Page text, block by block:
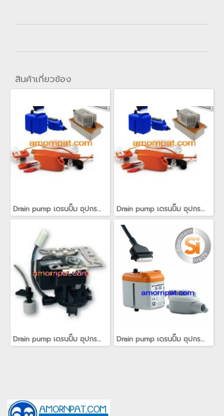
สินค้าเกี่ยวข้อง
Drain pump เดรนปั๊ม อุปกรณ์ช่วยระบายน้ำทิ้งจากเครื่องปรับอากาศ อะไหล่ สำหรับ เครื่องปรับอากาศ เทรน Trane Drain pump เดรนปั๊ม อุปกรณ์ช่วยระบายน้ำทิ้งจากเครื่องปรับอากาศ อะไหล่ สำหรับ เครื่องปรับอากาศ เทรน Trane
Drain pump เดรนปั๊ม อุปกรณ์ช่วยระบายน้ำทิ้งจากเครื่องปรับอากาศ อะไหล่ สำหรับ เครื่องปรับอากาศ เทรน Trane Drain pump เดรนปั๊ม อุปกรณ์ช่วยระบายน้ำทิ้งจากเครื่องปรับอากาศ อะไหล่ สำหรับ เครื่องปรับอากาศ เทรน Trane